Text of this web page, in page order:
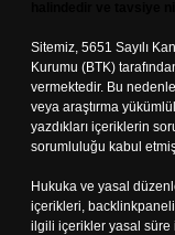
Sitemiz, 5651 Sayılı
Kurumu (BTK)
vermektedir. Bu
veya araştırma
yazdıkları içeriklerin
sorumluluğu kabul etmiş
Hukuka ve yasal
içerikleri,
ilgili içerikler yasal süre